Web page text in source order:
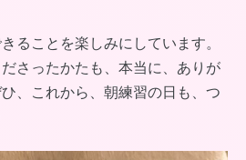
ることを楽しみにしています。
さったかたも、本当に、ありが
、これから、朝練習の日も、つ